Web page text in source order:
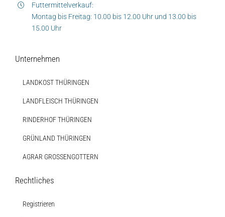
Futtermittelverkauf:
Montag bis Freitag: 10.00 bis 12.00 Uhr und 13.00 bis
15.00 Uhr
Unternehmen
LANDKOST THÜRINGEN
LANDFLEISCH THÜRINGEN
RINDERHOF THÜRINGEN
GRÜNLAND THÜRINGEN
AGRAR GROSSENGOTTERN
Rechtliches
Registrieren